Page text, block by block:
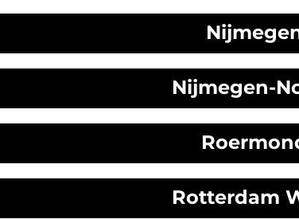
Nijmegen-
Rotterdam